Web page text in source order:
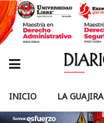
INICIO LA GUAJIRA